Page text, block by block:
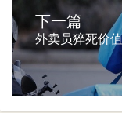
下一篇
外卖员猝死价